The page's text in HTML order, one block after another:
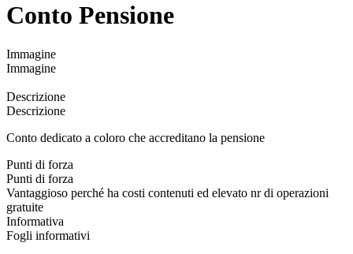
Conto Pensione
Immagine
Immagine
Descrizione
Descrizione
Conto dedicato a coloro che accreditano la pensione
Punti di forza
Punti di forza
Vantaggioso perché ha costi contenuti ed elevato nr di operazioni
gratuite
Informativa
Fogli informativi